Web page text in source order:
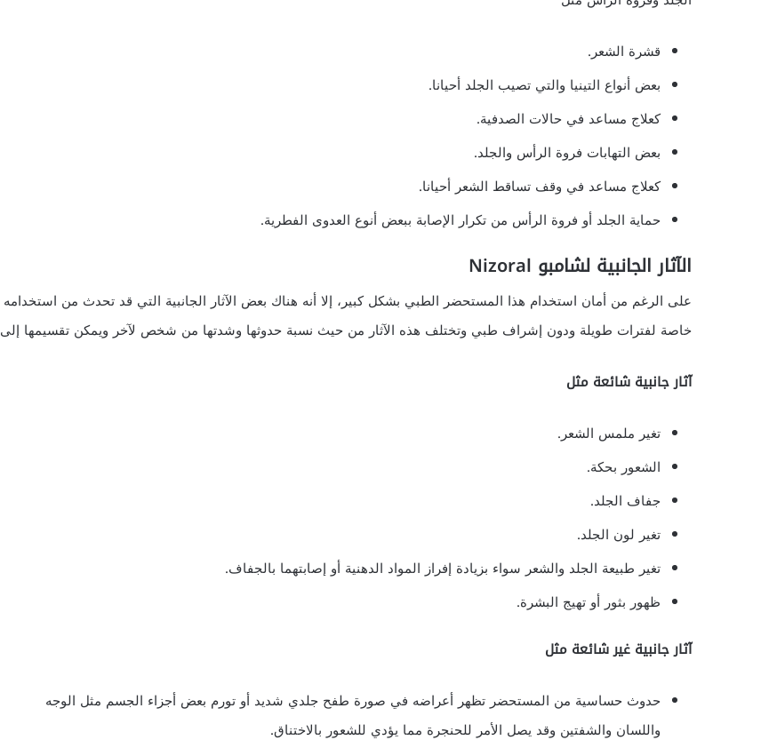
قشرة الشعر.
بعض أنواع التينيا والتي تصيب الجلد أحيانا.
كعلاج مساعد في حالات الصدفية.
بعض التهابات فروة الرأس والجلد.
كعلاج مساعد في وقف تساقط الشعر أحيانا.
حماية الجلد أو فروة الرأس من تكرار الإصابة ببعض أنوع العدوى الفطرية.
الآثار الجانبية لشامبو Nizoral
على الرغم من أمان استخدام هذا المستحضر الطبي بشكل كبير، إلا أنه هناك بعض الآثار الجانبية التي قد تحدث من استخدامه
خاصة لفترات طويلة ودون إشراف طبي وتختلف هذه الآثار من حيث نسبة حدوثها وشدتها من شخص لآخر ويمكن تقسيمها إلى
آثار جانبية شائعة مثل
تغير ملمس الشعر.
الشعور بحكة.
جفاف الجلد.
تغير لون الجلد.
تغير طبيعة الجلد والشعر سواء بزيادة إفراز المواد الدهنية أو إصابتهما بالجفاف.
ظهور بثور أو تهيج البشرة.
آثار جانبية غير شائعة مثل
حدوث حساسية من المستحضر تظهر أعراضه في صورة طفح جلدي شديد أو تورم بعض أجزاء الجسم مثل الوجه
واللسان والشفتين وقد يصل الأمر للحنجرة مما يؤدي للشعور بالاختناق.